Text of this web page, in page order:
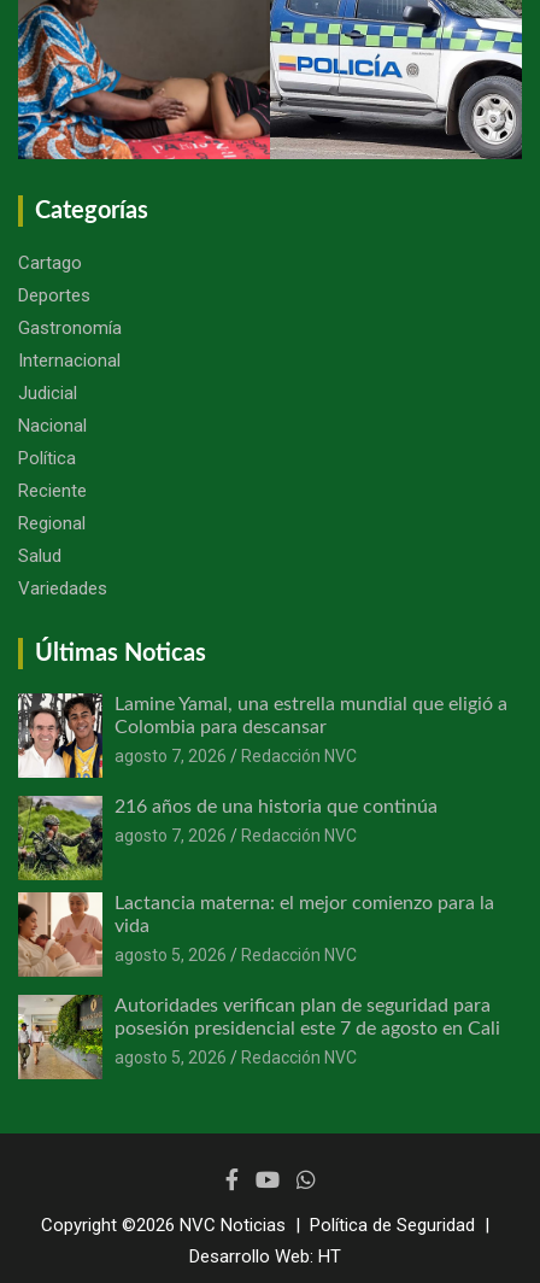
Categorías
Cartago
Deportes
Gastronomía
Internacional
Judicial
Nacional
Política
Reciente
Regional
Salud
Variedades
Últimas Noticas
Lamine Yamal, una estrella mundial que eligió a
Colombia para descansar
agosto 7, 2026
Redacción NVC
216 años de una historia que continúa
agosto 7, 2026
Redacción NVC
Lactancia materna: el mejor comienzo para la
vida
agosto 5, 2026
Redacción NVC
Autoridades verifican plan de seguridad para
posesión presidencial este 7 de agosto en Cali
agosto 5, 2026
Redacción NVC
Copyright ©2026 NVC Noticias
Política de Seguridad
Desarrollo Web: HT